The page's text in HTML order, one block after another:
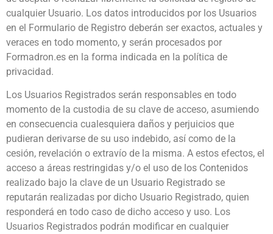
cualquier Usuario. Los datos introducidos por los Usuarios
en el Formulario de Registro deberán ser exactos, actuales y
veraces en todo momento, y serán procesados por
Formadron.es en la forma indicada en la política de
privacidad.
Los Usuarios Registrados serán responsables en todo
momento de la custodia de su clave de acceso, asumiendo
en consecuencia cualesquiera daños y perjuicios que
pudieran derivarse de su uso indebido, así como de la
cesión, revelación o extravío de la misma. A estos efectos, el
acceso a áreas restringidas y/o el uso de los Contenidos
realizado bajo la clave de un Usuario Registrado se
reputarán realizadas por dicho Usuario Registrado, quien
responderá en todo caso de dicho acceso y uso. Los
Usuarios Registrados podrán modificar en cualquier